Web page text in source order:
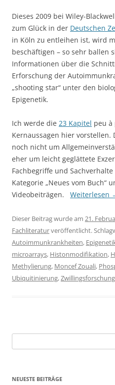
Dieses 2009 bei Wiley-
zum Glück in der Deutschen
in Köln zu entleihen ist, wird
beschäftigen – so sehr ballen
Informationen über die
Erforschung der
„shooting star“ unter den
Epigenetik.
Ich werde die 23 Kapitel peu
Kernaussagen hier vorstellen.
noch nicht um
eher um leicht geglättete
Fachbegriffe und
Kategorie „Neues vom Buch“
Videobeiträgen. Weiterlesen
Dieser Beitrag wurde am 21.
Fachliteraturveröffentlicht.
Autoimmunkrankheiten,
microarrays, Histonmodifikation,
Methylierung, Moncef Zouali,
Ubiquitinierung,Zwillingsforschung
nach:
NEUESTE BEITRÄGE